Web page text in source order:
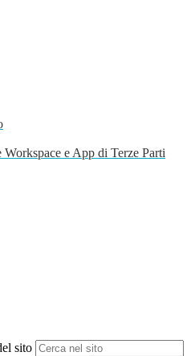
e App di Terze Parti
sito